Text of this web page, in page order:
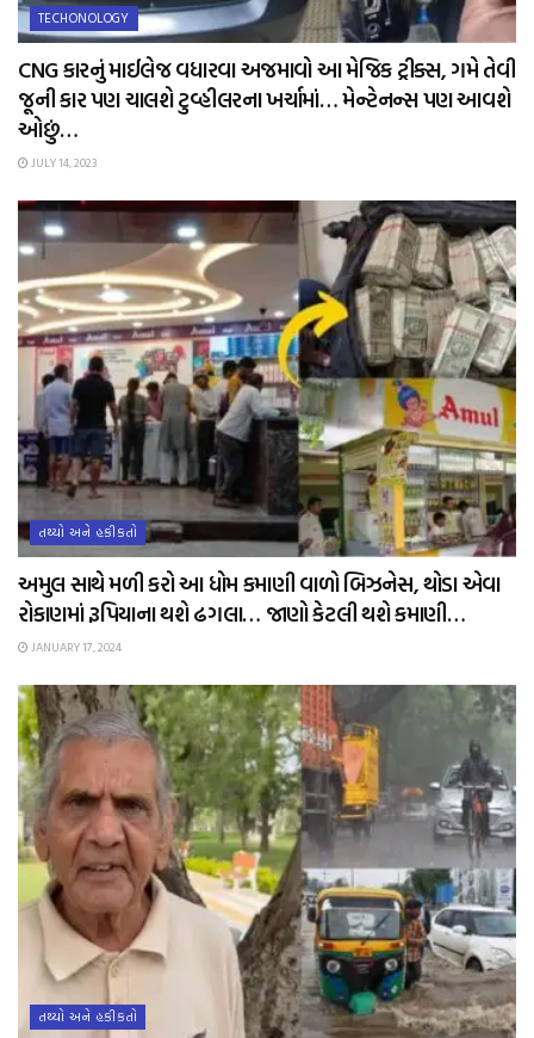
TECHONOLOGY
CNG કારનું માઈલેજ વધારવા અજમાવો આ મેજિક ટ્રીક્સ, ગમે તેવી
જૂની કાર પણ ચાલશે ટુવ્હીલરના ખર્ચામાં… મેન્ટેનન્સ પણ આવશે
ઓછું…
JULY 14, 2023
તથ્યો અને હકીકતો
અમુલ સાથે મળી કરો આ ધોમ કમાણી વાળો બિઝનેસ, થોડા એવા
રોકાણમાં રૂપિયાના થશે ઢગલા… જાણો કેટલી થશે કમાણી…
JANUARY 17, 2024
તથ્યો અને હકીકતો